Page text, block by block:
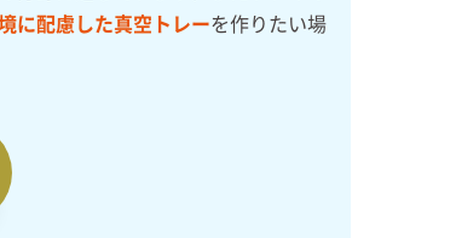
に配慮した真空トレーを作りたい場